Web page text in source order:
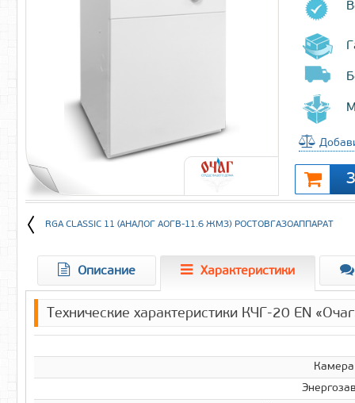
RGA CLASSIC 11 (АНАЛОГ АОГВ-11.6 ЖМЗ) РОСТОВГАЗОАППАРАТ
Описание Характеристики
Технические характеристики КЧГ-20 EN
Камера